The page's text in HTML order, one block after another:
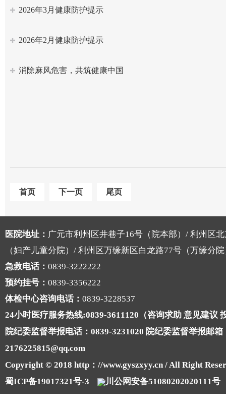
2026年3月健康防护提示
2026年2月健康防护提示
消除麻风危害，共筑健康中国
首页 下一页 尾页
医院地址： 广元市利州区井巷子16号（院本部）/ 利州区
（妇产儿童分院）/ 利州区万缘新区白龙路77号（万缘分
急救电话： 0839-3222222
预约挂号： 0839-3356222
体检中心咨询电话： 0839-3228537
24小时医疗服务热线:0839-3611120（咨询求助 意见建议
院纪委监督举报电话：0839-3231020 院纪委监督举报邮箱
2176225815@qq.com
Copyright © 2018 http：//www.gyszxyy.cn / All Right
蜀ICP备19017321号-3
川公网安备51080202020111号